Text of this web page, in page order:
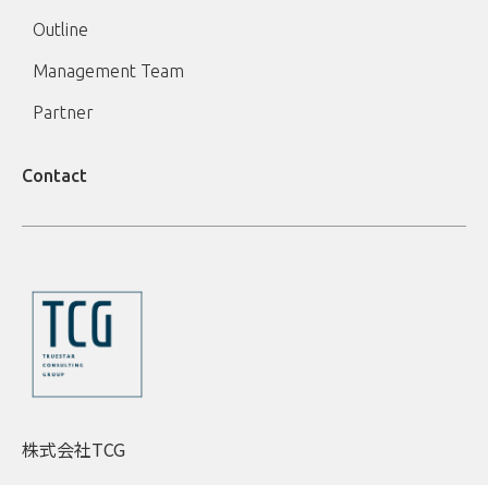
Outline
Management Team
Partner
Contact
株式会社TCG